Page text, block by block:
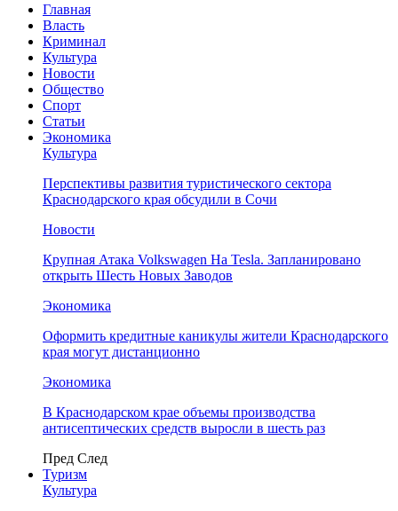
Главная
Власть
Криминал
Культура
Новости
Общество
Спорт
Статьи
Экономика
Культура
Перспективы развития туристического сектора
Краснодарского края обсудили в Сочи
Новости
Крупная Атака Volkswagen На Tesla. Запланировано
открыть Шесть Новых Заводов
Экономика
Оформить кредитные каникулы жители Краснодарского
края могут дистанционно
Экономика
В Краснодарском крае объемы производства
антисептических средств выросли в шесть раз
Пред След
Туризм
Культура